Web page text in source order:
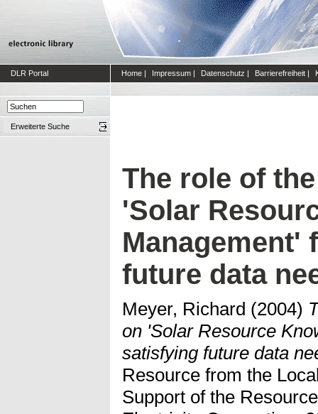
DLR Portal Home | Impressum | Datenschutz | Barrierefreiheit |
Erweiterte Suche
The role of
'Solar
Management'
future data
Meyer, Richard (2004)
on 'Solar Resource
satisfying future data
Resource from the
Support of the